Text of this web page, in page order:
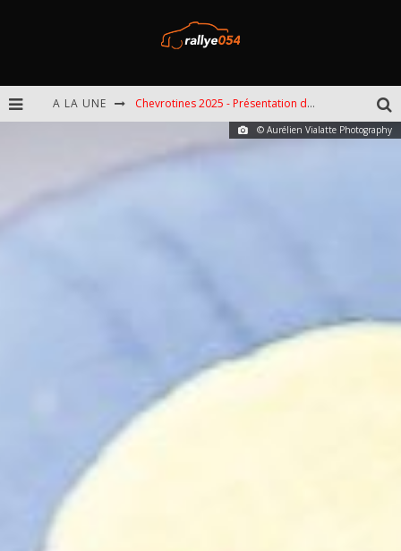
A LA UNE Chevrotines 2025 - Présentation de l'épreuve
EBR 2025 - Présentation de l'épreuve
© Aurélien Vialatte Photography